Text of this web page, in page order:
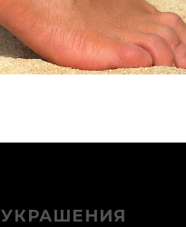
УКРАШЕНИЯ